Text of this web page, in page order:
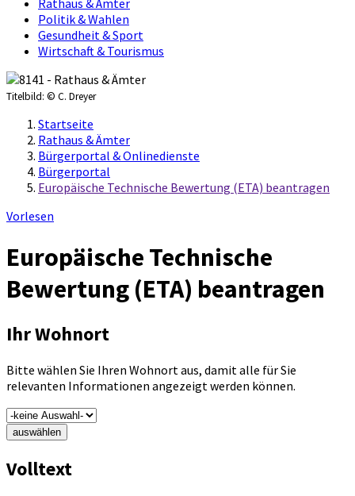
Rathaus & Ämter
Politik & Wahlen
Gesundheit & Sport
Wirtschaft & Tourismus
Titelbild: © C. Dreyer
Startseite
Rathaus & Ämter
Bürgerportal & Onlinedienste
Bürgerportal
Europäische Technische Bewertung (ETA) beantragen
Vorlesen
Europäische Technische
Bewertung (ETA) beantragen
Ihr Wohnort
Bitte wählen Sie Ihren Wohnort aus, damit alle für Sie
relevanten Informationen angezeigt werden können.
auswählen
Volltext